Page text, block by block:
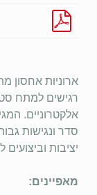
רגישים למתח
אלקטרוניים.
סדר ונגישות
יציבות וביצועים
מאפיינים: